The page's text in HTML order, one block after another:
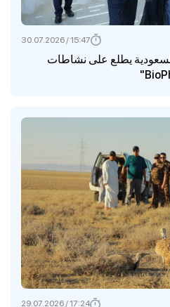
يطلع على نشاطات
15:47 / 30.07.2026
17:24 / 29.07.2026